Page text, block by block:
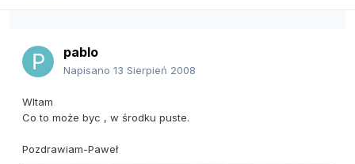
pablo
Napisano 13 Sierpień 2008
WItam
Co to może byc , w środku puste.
Pozdrawiam-Paweł